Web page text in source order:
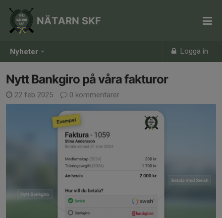
Nyheter Logga in
NÄTARN SKF
Nytt Bankgiro på våra fakturor
22 feb 2025 0 kommentarer